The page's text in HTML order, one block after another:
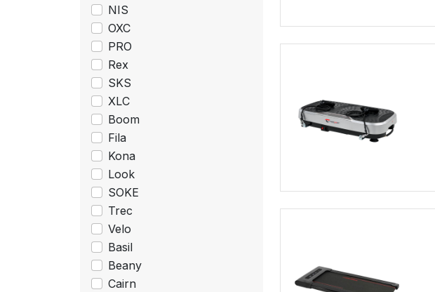
NIS
OXC
PRO
Rex
SKS
XLC
Boom
Fila
Kona
Look
SOKE
Trec
Velo
Basil
Beany
Cairn